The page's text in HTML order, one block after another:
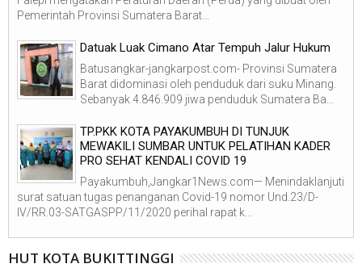
Pemerintah Provinsi Sumatera Barat...
Datuak Luak Cimano Atar Tempuh Jalur Hukum
Batusangkar-jangkarpost.com- Provinsi Sumatera
Barat didominasi oleh penduduk dari suku Minang.
Sebanyak 4.846.909 jiwa penduduk Sumatera Ba...
TP.PKK KOTA PAYAKUMBUH DI TUNJUK
MEWAKILI SUMBAR UNTUK PELATIHAN KADER
PRO SEHAT KENDALI COVID 19
Payakumbuh,Jangkar1News.com— Menindaklanjuti
surat satuan tugas penanganan Covid-19 nomor Und.23/D-
IV/RR.03-SATGASPP/11/2020 perihal rapat k...
HUT KOTA BUKITTINGGI